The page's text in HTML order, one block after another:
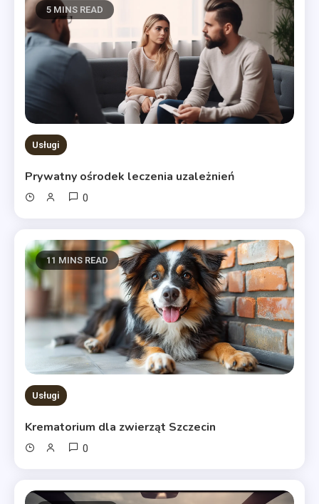
5 MINS READ
Usługi
Prywatny ośrodek leczenia uzależnień
0
11 MINS READ
Usługi
Krematorium dla zwierząt Szczecin
0